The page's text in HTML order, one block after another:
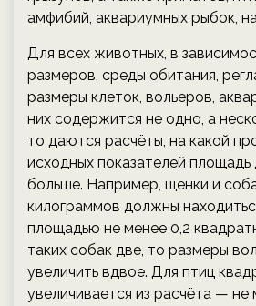
амфибий, аквариумных рыбок,
Для всех животных, в
размеров, среды обитания,
размеры клеток, вольеров,
них содержится не одно, а
то даются расчёты, на какой
исходных показателей
больше. Например, щенки и
килограммов должны
площадью не менее 0,2
таких собак две, то размеры
увеличить вдвое. Для птиц
увеличивается из расчёта — не